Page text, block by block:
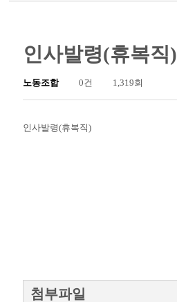
인사발령(휴복직)
노동조합 0건 1,319회
인사발령(휴복직)
첨부파일